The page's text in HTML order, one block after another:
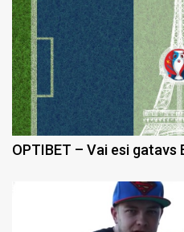
OPTIBET – Vai esi gatavs